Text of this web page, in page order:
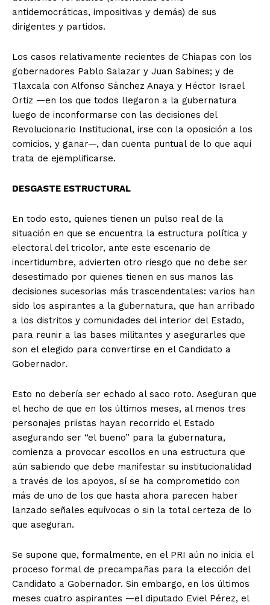
+ Todas las formas de lucha, potencialmente enlazadas
antidemocráticas, impositivas y demás) de sus
dirigentes y partidos.
Los casos relativamente recientes de Chiapas con los
gobernadores Pablo Salazar y Juan Sabines; y de
Tlaxcala con Alfonso Sánchez Anaya y Héctor Israel
Ortiz —en los que todos llegaron a la gubernatura
luego de inconformarse con las decisiones del
Revolucionario Institucional, irse con la oposición a los
comicios, y ganar—, dan cuenta puntual de lo que aquí
trata de ejemplificarse.
DESGASTE ESTRUCTURAL
En todo esto, quienes tienen un pulso real de la
situación en que se encuentra la estructura política y
electoral del tricolor, ante este escenario de
incertidumbre, advierten otro riesgo que no debe ser
desestimado por quienes tienen en sus manos las
decisiones sucesorias más trascendentales: varios han
sido los aspirantes a la gubernatura, que han arribado
a los distritos y comunidades del interior del Estado,
para reunir a las bases militantes y asegurarles que
son el elegido para convertirse en el Candidato a
Gobernador.
Esto no debería ser echado al saco roto. Aseguran que
el hecho de que en los últimos meses, al menos tres
personajes priistas hayan recorrido el Estado
asegurando ser “el bueno” para la gubernatura,
comienza a provocar escollos en una estructura que
aún sabiendo que debe manifestar su institucionalidad
a través de los apoyos, sí se ha comprometido con
más de uno de los que hasta ahora parecen haber
lanzado señales equívocas o sin la total certeza de lo
que aseguran.
Se supone que, formalmente, en el PRI aún no inicia el
proceso formal de precampañas para la elección del
Candidato a Gobernador. Sin embargo, en los últimos
meses cuatro aspirantes —el diputado Eviel Pérez, el